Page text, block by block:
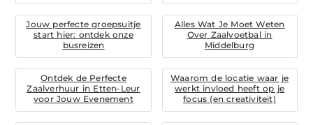
Jouw perfecte groepsuitje
start hier: ontdek onze
busreizen
Alles Wat Je Moet Weten
Over Zaalvoetbal in
Middelburg
Ontdek de Perfecte
Zaalverhuur in Etten-Leur
voor Jouw Evenement
Waarom de locatie waar je
werkt invloed heeft op je
focus (en creativiteit)